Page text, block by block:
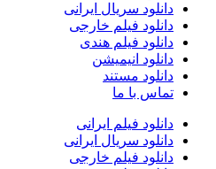
دانلود سریال ایرانی
دانلود فیلم خارجی
دانلود فیلم هندی
دانلود انیمیشن
دانلود مستند
تماس با ما
دانلود فیلم ایرانی
دانلود سریال ایرانی
دانلود فیلم خارجی